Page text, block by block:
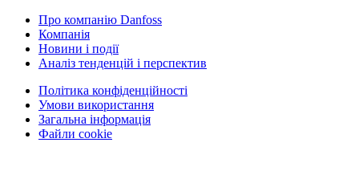
Про компанію Danfoss
Компанія
Новини і події
Аналіз тенденцій і перспектив
Політика конфіденційності
Умови використання
Загальна інформація
Файли cookie